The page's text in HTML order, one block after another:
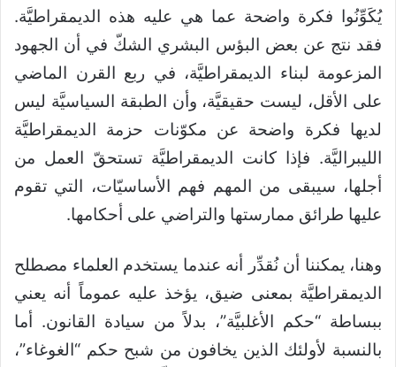
يُكَوِّنُوا فكرة واضحة عما هي عليه هذه الديمقراطيَّة.
فقد نتج عن بعض البؤس البشري الشكّ في أن الجهود
المزعومة لبناء الديمقراطيَّة، في ربع القرن الماضي
على الأقل، ليست حقيقيَّة، وأن الطبقة السياسيَّة ليس
لديها فكرة واضحة عن مكوّنات حزمة الديمقراطيَّة
الليبراليَّة. فإذا كانت الديمقراطيَّة تستحقّ العمل من
أجلها، سيبقى من المهم فهم الأساسيّات، التي تقوم
عليها طرائق ممارستها والتراضي على أحكامها.
وهنا، يمكننا أن نُقدِّر أنه عندما يستخدم العلماء مصطلح
الديمقراطيَّة بمعنى ضيق، يؤخذ عليه عموماً أنه يعني
ببساطة “حكم الأغلبيَّة”، بدلاً من سيادة القانون. أما
بالنسبة لأولئك الذين يخافون من شبح حكم “الغوغاء”،